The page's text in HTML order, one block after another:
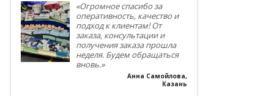
«Огромное спасибо за
оперативность, качество и
подход к клиентам! От
заказа, консультации и
получения заказа прошла
неделя. Будем обращаться
вновь.»
Анна Самойлова,
Казань